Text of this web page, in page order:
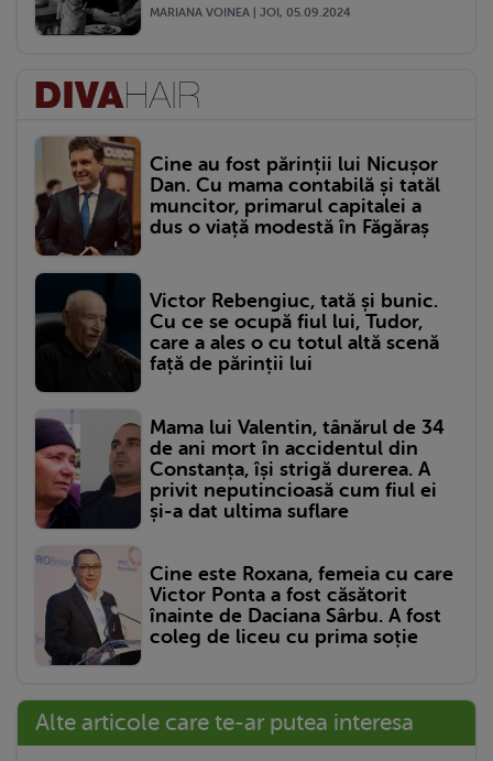
MARIANA VOINEA | JOI, 05.09.2024
Cine au fost părinții lui Nicușor
Dan. Cu mama contabilă și tatăl
muncitor, primarul capitalei a
dus o viață modestă în Făgăraș
Victor Rebengiuc, tată și bunic.
Cu ce se ocupă fiul lui, Tudor,
care a ales o cu totul altă scenă
față de părinții lui
Mama lui Valentin, tânărul de 34
de ani mort în accidentul din
Constanța, își strigă durerea. A
privit neputincioasă cum fiul ei
și-a dat ultima suflare
Cine este Roxana, femeia cu care
Victor Ponta a fost căsătorit
înainte de Daciana Sârbu. A fost
coleg de liceu cu prima soție
Alte articole care te-ar putea interesa